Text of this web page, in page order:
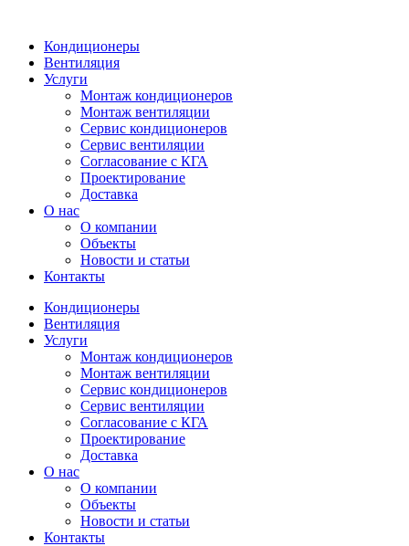
Кондиционеры
Вентиляция
Услуги
Монтаж кондиционеров
Монтаж вентиляции
Сервис кондиционеров
Сервис вентиляции
Согласование с КГА
Проектирование
Доставка
О нас
О компании
Объекты
Новости и статьи
Контакты
Кондиционеры
Вентиляция
Услуги
Монтаж кондиционеров
Монтаж вентиляции
Сервис кондиционеров
Сервис вентиляции
Согласование с КГА
Проектирование
Доставка
О нас
О компании
Объекты
Новости и статьи
Контакты